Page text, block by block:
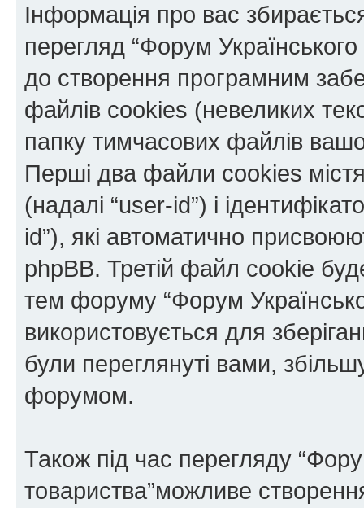
Інформація про вас
перегляд “Форум
до створення програмним
файлів cookies (невеликих
папку тимчасових файлів
Перші два файли cookies
(надалі “user-id”) і
id”), які автоматично
phpBB. Третій файл cookie
тем форуму “Форум
використовується для
були переглянуті вами,
форумом.
Також під час перегляду
товариства”можливе